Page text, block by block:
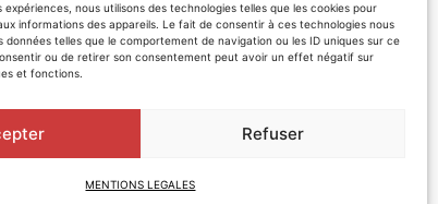
expériences, nous utilisons des technologies telles que les cookies pour
informations des appareils. Le fait de consentir à ces technologies nous
telles que le comportement de navigation ou les ID uniques sur ce
ou de retirer son consentement peut avoir un effet négatif sur
et fonctions.
Refuser
MENTIONS LEGALES